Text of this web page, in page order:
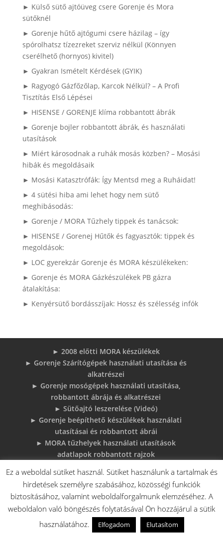
► Külső sütő ajtóüveg csere Gorenje és Mora
sütőknél
► Gorenje hűtő ajtógumi csere házilag – így
spórolhatsz tízezreket szerviz nélkül (Könnyen
cserélhető (hornyos) kivitel)
► Gyakran Ismételt Kérdések (GYIK)
► Ragyogó Gázfőzőlap, Karcok Nélkül? – A Profi
Tisztítás Első Lépései
► HISENSE / GORENJE klíma robbantott ábrák
► Gorenje bojler robbantott ábrák, és használati
utasítások
► Miért károsodnak a ruhák mosás közben? – Mosási
hibák és megoldásaik
► Mosási Katasztrófák: Így Mentsd meg a Ruháidat!
► 4 sütési hiba ami lehet hogy nem sütő
meghibásodás:
► Gorenje / MORA Tűzhely tippek és tanácsok:
► HISENSE / Gorenej Hűtők és fagyasztók: tippek és
megoldások:
► LOC gyerekzár Gorenje és MORA készülékeken:
► Gorenje és MORA Gázkészülékek PB gázra
átalakítása:
► Kenyérsütő bordásszíjak: Hossz és szélesség infók
► 2008 előtti MORA készülékek
► Gorenje Szárítógépek használati utasítása és
alkatrészei
► Gorenje mosógépek használati utasítása,
robbantott ábrája és alkatrészei
► Sütőajtó leszerelése (Videó)
► Gorenje beépíthető készülékek használati
utasításai és robbantott ábrái
► MORA tűzhelyek használati utasítások
adatlapok robbantott rajzok
megoldások
► 6 gyakori sütő hiba, és megoldások
♦Gorenje Háztartásigépek adattábláiról:
Ez a weboldal sütiket használ. Sütiket használunk a tartalmak és
hirdetések személyre szabásához, közösségi funkciók
biztosításához, valamint weboldalforgalmunk elemzéséhez. A
weboldalon való böngészés folytatásával Ön hozzájárul a sütik
használatához.
Elfogadom Elutasítom